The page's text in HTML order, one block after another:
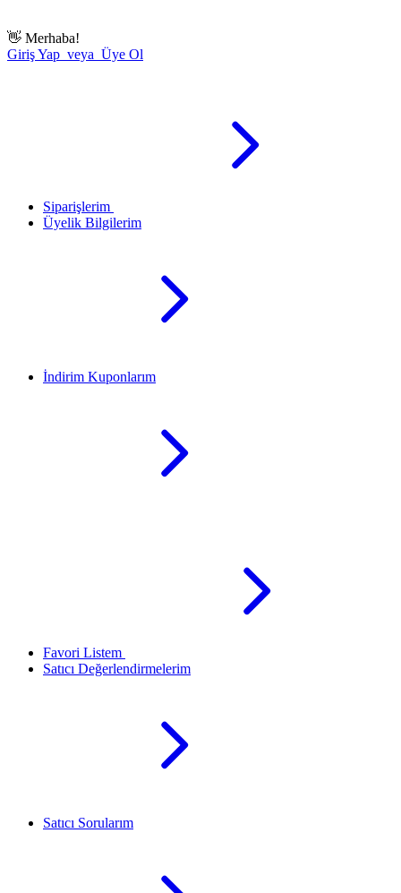
👋 Merhaba!
Giriş Yap veya Üye Ol
Siparişlerim
Üyelik Bilgilerim
İndirim Kuponlarım
Favori Listem
Satıcı Değerlendirmelerim
Satıcı Sorularım